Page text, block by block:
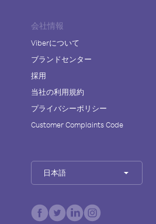
会社情報
Viberについて
ブランドセンター
採用
当社の利用規約
プライバシーポリシー
Customer Complaints Code
日本語